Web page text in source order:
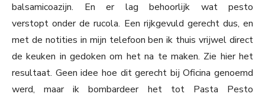
balsamicoazijn. En er lag behoorlijk wat pesto
verstopt onder de rucola. Een rijkgevuld gerecht dus, en
met de notities in mijn telefoon ben ik thuis vrijwel direct
de keuken in gedoken om het na te maken. Zie hier het
resultaat. Geen idee hoe dit gerecht bij Oficina genoemd
werd, maar ik bombardeer het tot Pasta Pesto